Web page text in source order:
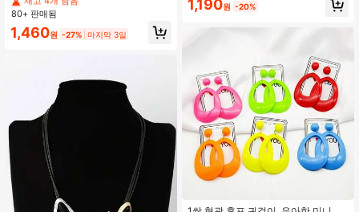
울 무늬 임시 방수 스티커, 메이크업,
파티, 이벤트에 적합 - DIY 얼굴 & 바
디 장식, 메이크업 스티커, 파티 휴일
데일리 메이크업
재고 4개 남음
재고 4개 남음
#1 TOP 3위
에서 여성 헤드 & 페이스 주얼리
재고 4개 남음
80+ 판매됨
1,460원 -27% 마지막 3일
이 뛰어나고 사용하기 쉬운 플라스틱
1,190원 -20%